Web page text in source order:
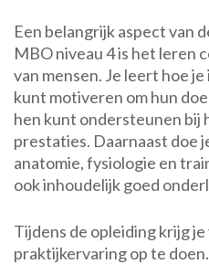
Een belangrijk aspect van
MBO niveau 4 is het leren
van mensen. Je leert hoe
kunt motiveren om hun
hen kunt ondersteunen bij
prestaties. Daarnaast doe
anatomie, fysiologie en
ook inhoudelijk goed
Tijdens de opleiding krijg je
praktijkervaring op te